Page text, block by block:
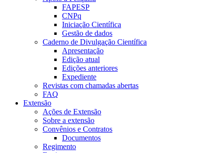
FAPESP
CNPq
Iniciação Científica
Gestão de dados
Caderno de Divulgação Científica
Apresentação
Edição atual
Edições anteriores
Expediente
Revistas com chamadas abertas
FAQ
Extensão
Ações de Extensão
Sobre a extensão
Convênios e Contratos
Documentos
Regimento